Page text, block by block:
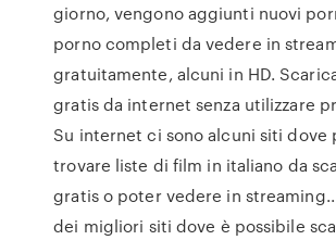
giorno, vengono aggiunti nuovi
porno completi da vedere in
gratuitamente, alcuni in HD.
gratis da internet senza utilizzare
Su internet ci sono alcuni siti dove
trovare liste di film in italiano da
gratis o poter vedere in
dei migliori siti dove è possibile